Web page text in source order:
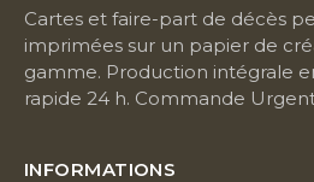
Cartes et faire-part de décès
imprimées sur un papier de
gamme. Production intégrale
rapide 24 h. Commande
INFORMATIONS